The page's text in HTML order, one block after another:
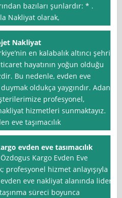
bazıları şunlardır: * .
Nakliyat olarak,
Nakliyat
en kalabalık altıncı şehri
hayatının yoğun olduğu
Bu nedenle, evden eve
oldukça yaygındır. Adana
profesyonel,
hizmetleri sunmaktayız.
eve taşımacılık
evden eve tasımacılık
Özdogus Kargo Evden Eve
profesyonel hizmet anlayışıyla
evden eve nakliyat alanında lider
süreci boyunca